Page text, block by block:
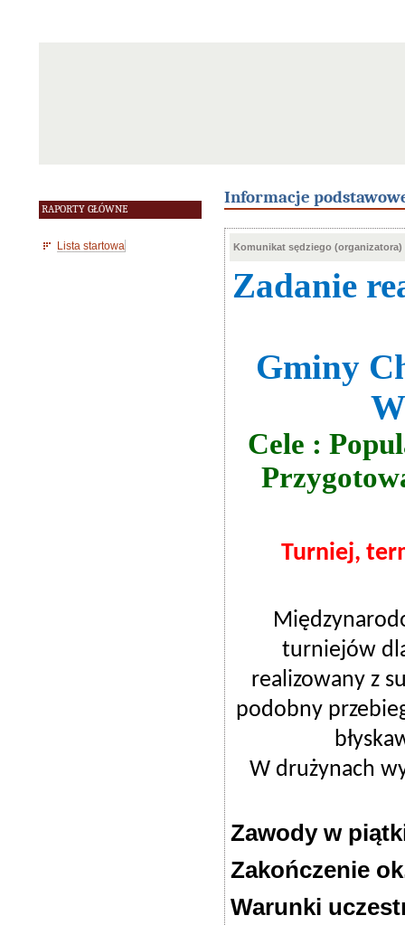
RAPORTY GŁÓWNE
Lista startowa
Informacje
Komunikat sędziego (organizatora)
Zadanie
Gminy
Cele :
Turniej,
turniejów
realizowany z
podobny
W drużynach
Zawody w
Zakończenie
Warunki